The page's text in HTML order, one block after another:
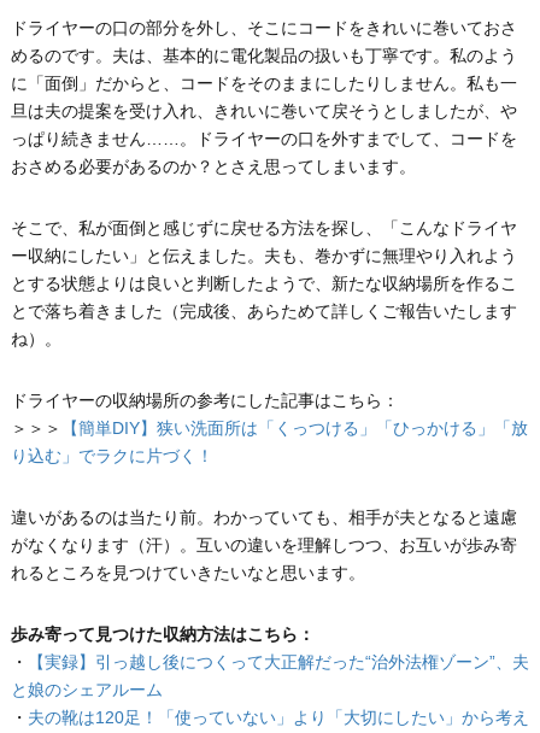
ドライヤーの口の部分を外し、そこにコードをきれいに巻いておさ
めるのです。夫は、基本的に電化製品の扱いも丁寧です。私のよう
に「面倒」だからと、コードをそのままにしたりしません。私も一
旦は夫の提案を受け入れ、きれいに巻いて戻そうとしましたが、や
っぱり続きません……。ドライヤーの口を外すまでして、コードを
おさめる必要があるのか？とさえ思ってしまいます。
そこで、私が面倒と感じずに戻せる方法を探し、「こんなドライヤ
ー収納にしたい」と伝えました。夫も、巻かずに無理やり入れよう
とする状態よりは良いと判断したようで、新たな収納場所を作るこ
とで落ち着きました（完成後、あらためて詳しくご報告いたします
ね）。
ドライヤーの収納場所の参考にした記事はこちら：
＞＞＞
【簡単DIY】狭い洗面所は「くっつける」「ひっかける」「放
り込む」でラクに片づく！
違いがあるのは当たり前。わかっていても、相手が夫となると遠慮
がなくなります（汗）。互いの違いを理解しつつ、お互いが歩み寄
れるところを見つけていきたいなと思います。
歩み寄って見つけた収納方法はこちら：
・
【実録】引っ越し後につくって大正解だった“治外法権ゾーン”、夫
と娘のシェアルーム
・ 夫の靴は120足！「使っていない」より「大切にしたい」から考え